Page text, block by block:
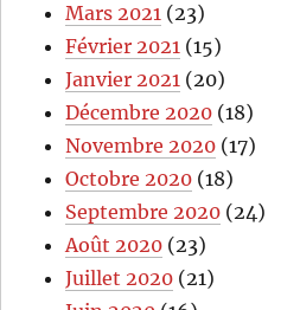
Mars 2021 (23)
Février 2021 (15)
Janvier 2021 (20)
Décembre 2020 (18)
Novembre 2020 (17)
Octobre 2020 (18)
Septembre 2020 (24)
Août 2020 (23)
Juillet 2020 (21)